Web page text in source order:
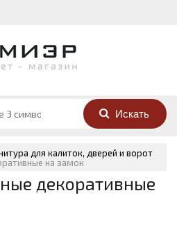
для калиток, дверей и ворот
на замок
декоративные